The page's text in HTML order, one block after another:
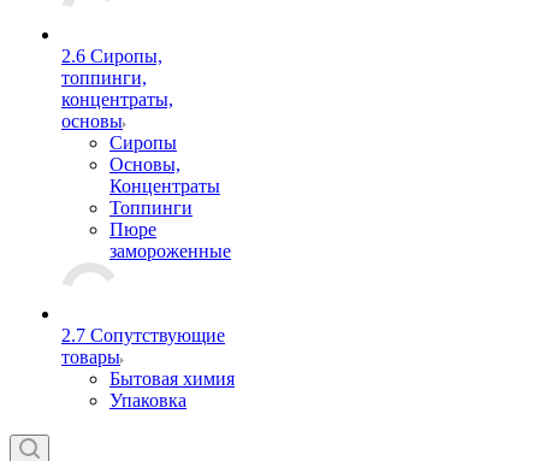
2.6 Сиропы,
топпинги,
концентраты,
основы
Сиропы
Основы,
Концентраты
Топпинги
Пюре
замороженные
2.7 Сопутствующие
товары
Бытовая химия
Упаковка